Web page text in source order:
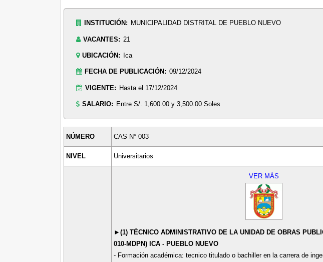
INSTITUCIÓN: MUNICIPALIDAD DISTRITAL DE PUEBLO NUEVO
VACANTES: 21
UBICACIÓN: Ica
FECHA DE PUBLICACIÓN: 09/12/2024
VIGENTE: Hasta el 17/12/2024
SALARIO: Entre S/. 1,600.00 y 3,500.00 Soles
NÚMERO CAS N° 003
NIVEL Universitarios
VER MÁS
►(1) TÉCNICO ADMINISTRATIVO DE LA UNIDAD DE OBRAS
010-MDPN) ICA - PUEBLO NUEVO
- Formación académica: tecnico titulado o bachiller en la carrera de